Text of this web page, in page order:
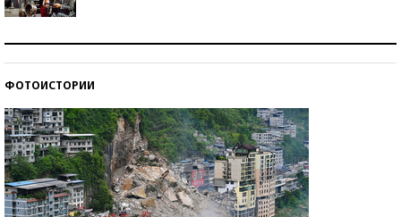
ФОТОИСТОРИИ